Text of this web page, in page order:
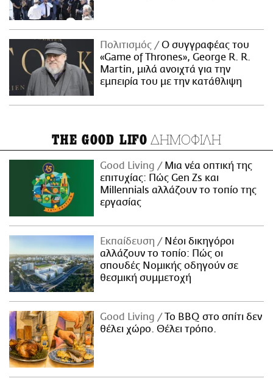
Πολιτισμός
Ο συγγραφέας του
«Game of Thrones», George R. R.
Martin, μιλά ανοιχτά για την
εμπειρία του με την κατάθλιψη
THE GOOD LIFO ΔΗΜΟΦΙΛΗ
Good Living
Μια νέα οπτική της
επιτυχίας: Πώς Gen Zs και
Millennials αλλάζουν το τοπίο της
εργασίας
Εκπαίδευση
Νέοι δικηγόροι
αλλάζουν το τοπίο: Πώς οι
σπουδές Νομικής οδηγούν σε
θεσμική συμμετοχή
Good Living
Το BBQ στο σπίτι δεν
θέλει χώρο. Θέλει τρόπο.